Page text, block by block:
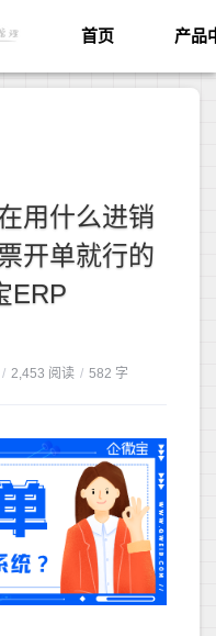
首页 产品
用什么进销
开单就行的
ERP
/ 2,453 阅读 / 582 字